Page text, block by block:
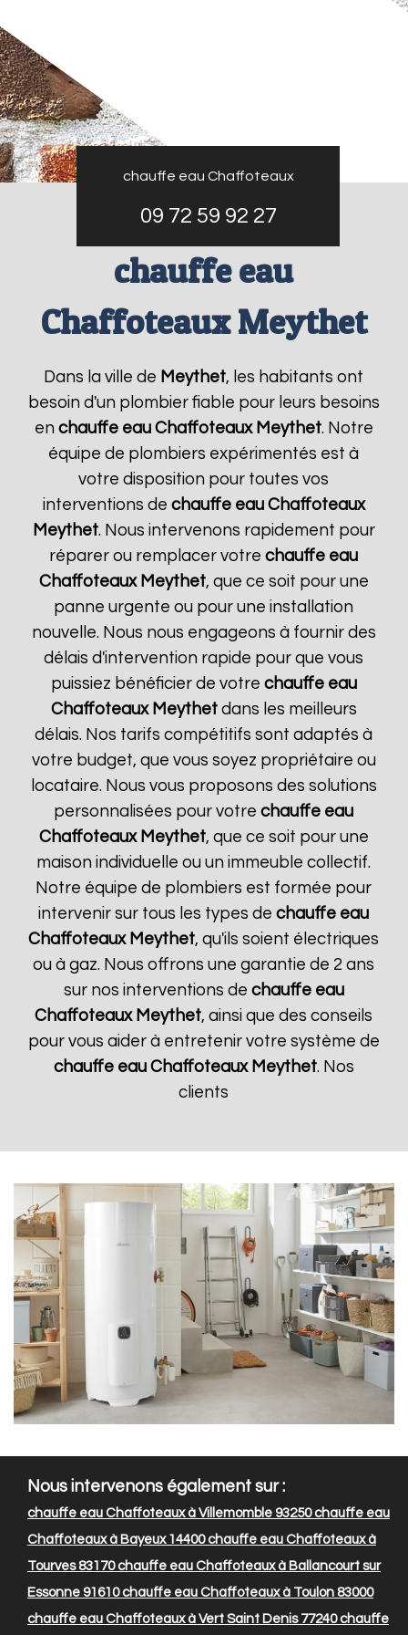
chauffe eau Chaffoteaux
09 72 59 92 27
chauffe eau
Chaffoteaux Meythet
Dans la ville de Meythet, les habitants ont
besoin d'un plombier fiable pour leurs besoins
en chauffe eau Chaffoteaux Meythet. Notre
équipe de plombiers expérimentés est à
votre disposition pour toutes vos
interventions de chauffe eau Chaffoteaux
Meythet. Nous intervenons rapidement pour
réparer ou remplacer votrechauffe eau
Chaffoteaux Meythet, que ce soit pour une
panne urgente ou pour une installation
nouvelle. Nous nous engageons à fournir des
délais d'intervention rapide pour que vous
puissiez bénéficier de votre chauffe eau
Chaffoteaux Meythetdans les meilleurs
délais. Nos tarifs compétitifs sont adaptés à
votre budget, que vous soyez propriétaire ou
locataire. Nous vous proposons des solutions
personnalisées pour votrechauffe eau
Chaffoteaux Meythet, que ce soit pour une
maison individuelle ou un immeuble collectif.
Notre équipe de plombiers est formée pour
intervenir sur tous les types dechauffe eau
Chaffoteaux Meythet, qu'ils soient électriques
ou à gaz. Nous offrons une garantie de 2 ans
sur nos interventions de chauffe eau
Chaffoteaux Meythet, ainsi que des conseils
pour vous aider à entretenir votre système de
chauffe eau Chaffoteaux Meythet. Nos
clients
Nous intervenons également sur :
chauffe eau Chaffoteaux à Villemomble 93250chauffe eau
Chaffoteaux à Bayeux 14400chauffe eau Chaffoteaux à
Tourves 83170chauffe eau Chaffoteaux à Ballancourt sur
Essonne 91610chauffe eau Chaffoteaux à Toulon 83000
chauffe eau Chaffoteaux à Vert Saint Denis 77240chauffe